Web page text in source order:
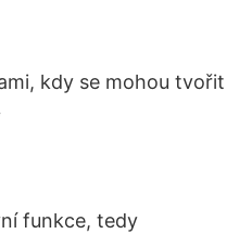
kdy se mohou tvořit
funkce, tedy